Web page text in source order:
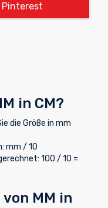
Pinterest
in CM?
die Größe in mm
mm / 10
100 / 10 =
MM in